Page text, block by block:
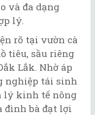
và đa dạng
lý.
rõ tại vườn cà
tiêu, sầu riêng
Lắk. Nhờ áp
nghiệp tái sinh
lý kinh tế nông
đình bà đạt lợi